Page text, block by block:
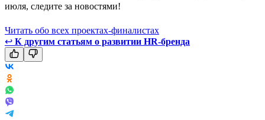
июля, следите за новостями!
Читать обо всех проектах-финалистах
↩ К другим статьям о развитии HR-бренда